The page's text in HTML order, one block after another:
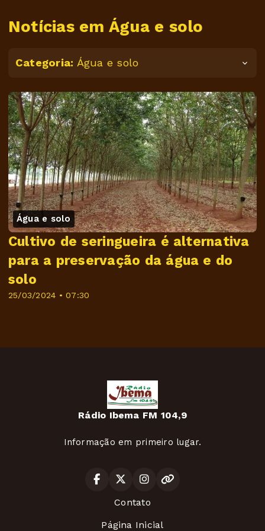
Notícias em Água e solo
Categoria: Água e solo
Água e solo
25/03/2024 • 07:30
Cultivo de seringueira é alternativa
para a preservação da água e do
solo
Rádio Ibema FM 104,9
Informação em primeiro lugar.
Contato
Página Inicial